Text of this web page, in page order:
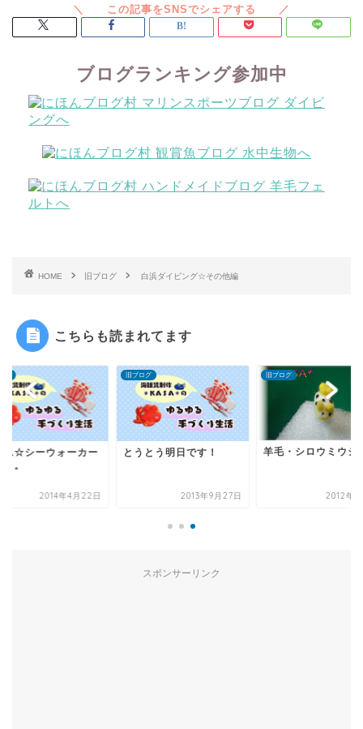
ブログランキング参加中
HOME 旧ブログ 白浜ダイビング☆その他編
こちらも読まれてます
ム☆シーウォーカー
。
2014年4月22日
旧ブログ
とうとう明日です！
2013年9月27日
旧ブログ
羊毛・シロウミウシ
2012年9
スポンサーリンク